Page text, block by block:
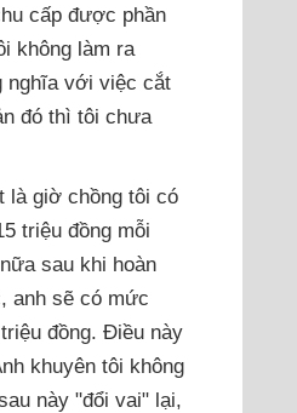
cấp được phần
không làm ra
nghĩa với việc cắt
đó thì tôi chưa
là giờ chồng tôi có
triệu đồng mỗi
sau khi hoàn
anh sẽ có mức
đồng. Điều này
khuyên tôi không
này "đổi vai" lại,